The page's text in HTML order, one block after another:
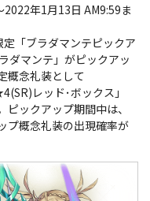
年1月13日 AM9:59ま
「ブラダマンテピックア
ダマンテ」がピックアッ
概念礼装として
レッド･ボックス」
ックアップ期間中は、
プ概念礼装の出現確率が